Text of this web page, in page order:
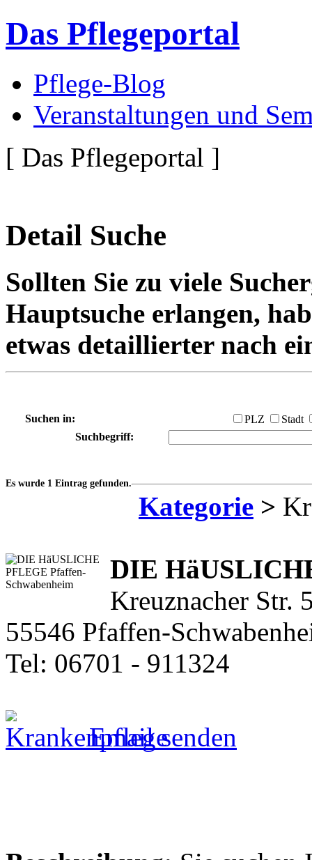
Das Pflegeportal
Pflege-Blog
Veranstaltungen und
[ Das Pflegeportal ]
Detail Suche
Sollten Sie zu viele
Hauptsuche erlangen,
etwas detaillierter nach
Suchen in: PLZ
Stadt
Suchbegriff:
Es wurde 1 Eintrag gefunden.
Kategorie >
DIE
Kreuznacher Str.
55546 Pfaffen-
Tel: 06701 - 911324
Email senden